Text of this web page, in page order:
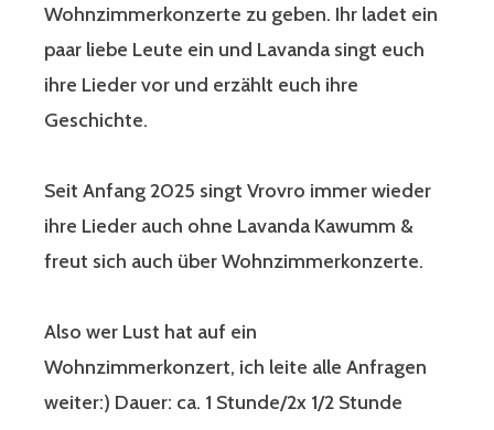
Wohnzimmerkonzerte zu geben. Ihr ladet ein
paar liebe Leute ein und Lavanda singt euch
ihre Lieder vor und erzählt euch ihre
Geschichte.
Seit Anfang 2025 singt Vrovro immer wieder
ihre Lieder auch ohne Lavanda Kawumm &
freut sich auch über Wohnzimmerkonzerte.
Also wer Lust hat auf ein
Wohnzimmerkonzert, ich leite alle Anfragen
weiter:) Dauer: ca. 1 Stunde/2x 1/2 Stunde